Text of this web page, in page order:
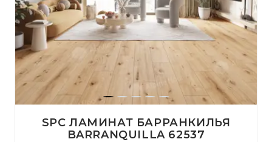
SPC ЛАМИНАТ БАРРАНКИЛЬЯ
BARRANQUILLA 62537